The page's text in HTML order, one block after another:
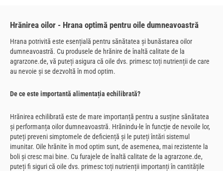
Hrănirea oilor - Hrana optimă pentru oile dumneavoastră
Hrana potrivită este esențială pentru sănătatea și bunăstarea oilor
dumneavoastră. Cu produsele de hrănire de înaltă calitate de la
agrarzone.de, vă puteți asigura că oile dvs. primesc toți nutrienții de care
au nevoie și se dezvoltă în mod optim.
De ce este importantă alimentația echilibrată?
Hrănirea echilibrată este de mare importanță pentru a susține sănătatea
și performanța oilor dumneavoastră. Hrănindu-le în funcție de nevoile lor,
puteți preveni simptomele de deficiență și le puteți întări sistemul
imunitar. Oile hrănite în mod optim sunt, de asemenea, mai rezistente la
boli și cresc mai bine. Cu furajele de înaltă calitate de la agrarzone.de,
puteți fi siguri că oile dvs. primesc toți nutrienții importanți în cantitățile